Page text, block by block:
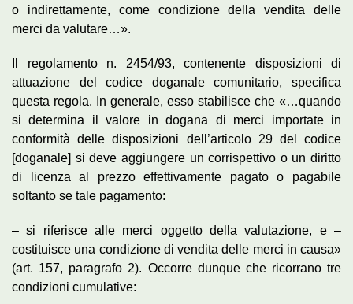
o indirettamente, come condizione della vendita delle
merci da valutare…».
Il regolamento n. 2454/93, contenente disposizioni di
attuazione del codice doganale comunitario, specifica
questa regola. In generale, esso stabilisce che «…quando
si determina il valore in dogana di merci importate in
conformità delle disposizioni dell’articolo 29 del codice
[doganale] si deve aggiungere un corrispettivo o un diritto
di licenza al prezzo effettivamente pagato o pagabile
soltanto se tale pagamento:
– si riferisce alle merci oggetto della valutazione, e –
costituisce una condizione di vendita delle merci in causa»
(art. 157, paragrafo 2). Occorre dunque che ricorrano tre
condizioni cumulative: